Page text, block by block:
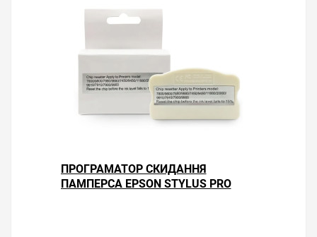
ПРОГРАМАТОР СКИДАННЯ
ПАМПЕРСА EPSON STYLUS PRO